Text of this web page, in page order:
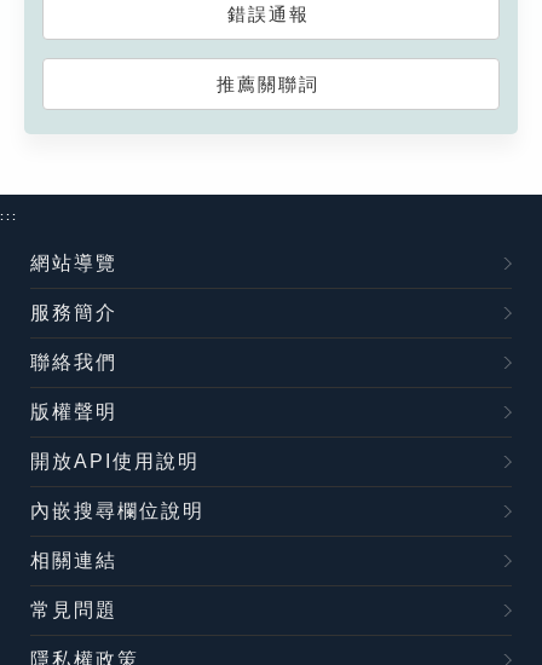
錯誤通報
推薦關聯詞
:::
網站導覽
服務簡介
聯絡我們
版權聲明
開放API使用說明
內嵌搜尋欄位說明
相關連結
常見問題
隱私權政策